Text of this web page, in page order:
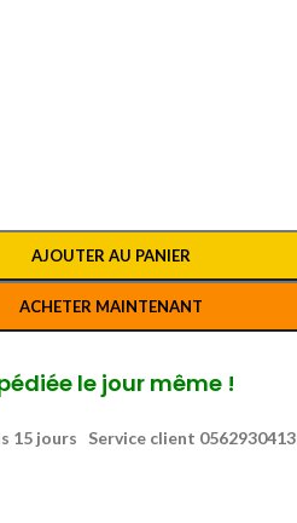
AJOUTER AU PANIER
ACHETER MAINTENANT
le jour même !
15 jours Service client 0562930413